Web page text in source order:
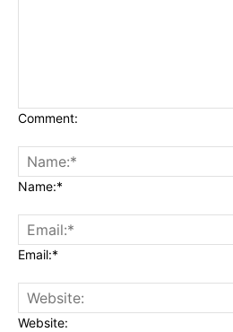
Comment:
Name:*
Email:*
Website: